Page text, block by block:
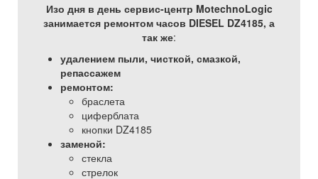
Изо дня в день сервис-центр MotechnoLogic
занимается ремонтом часов DIESEL DZ4185, а
так же:
удалением пыли, чисткой, смазкой,
репассажем
ремонтом:
браслета
циферблата
кнопки DZ4185
заменой:
стекла
стрелок